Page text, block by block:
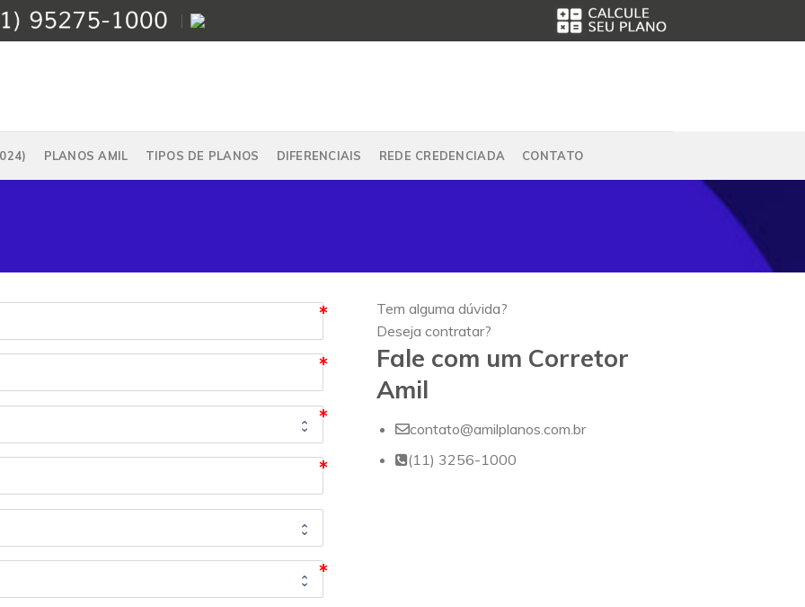
PLANOS AMIL TIPOS DE PLANOS DIFERENCIAIS REDE CREDENCIADA CONTATO
Tem alguma dúvida?
Deseja contratar?
Fale com um Corretor
Amil
contato@amilplanos.com.br
(11) 3256-1000